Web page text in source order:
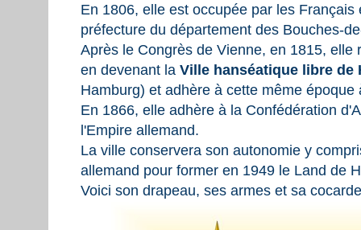
En 1806, elle est occupée par les
préfecture du département des Bouches-
Après le Congrès de Vienne, en 1815, elle
en devenant la Ville hanséatique libre de
Hamburg) et adhère à cette même
En 1866, elle adhère à la Confédération
l'Empire allemand.
La ville conservera son autonomie y
allemand pour former en 1949 le Land de
Voici son drapeau, ses armes et sa